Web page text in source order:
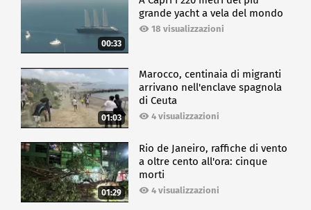
00:33
grande yacht a vela del mondo
18 visualizzazioni
01:03
Marocco, centinaia di migranti
arrivano nell'enclave spagnola
di Ceuta
4 visualizzazioni
01:29
Rio de Janeiro, raffiche di vento
a oltre cento all'ora: cinque
morti
4 visualizzazioni